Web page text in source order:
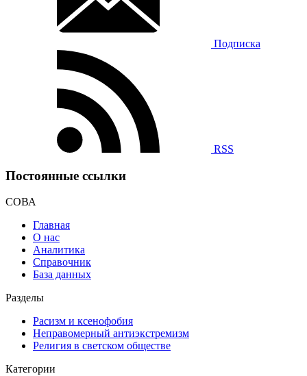
Подписка
RSS
Постоянные ссылки
СОВА
Главная
О нас
Аналитика
Справочник
База данных
Разделы
Расизм и ксенофобия
Неправомерный антиэкстремизм
Религия в светском обществе
Категории